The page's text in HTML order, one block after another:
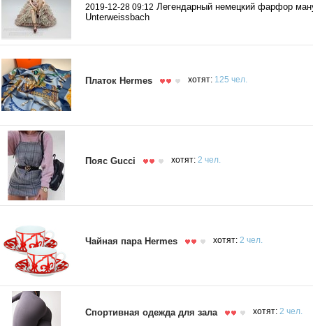
2019-12-28 09:12 Легендарный немецкий фарфор
Unterweissbach
Платок Hermes хотят: 125 чел.
Пояс Gucci хотят: 2 чел.
Чайная пара Hermes хотят: 2 чел.
Спортивная одежда для зала хотят: 2 чел.